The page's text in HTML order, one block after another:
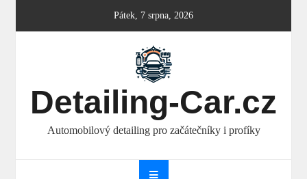
Pátek, 7 srpna, 2026
Detailing-Car.cz
Automobilový detailing pro začátečníky i profíky